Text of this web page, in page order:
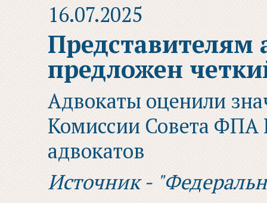
16.07.2025
Представителям
предложен
Адвокаты оценили
Комиссии Совета ФПА
адвокатов
Источник -